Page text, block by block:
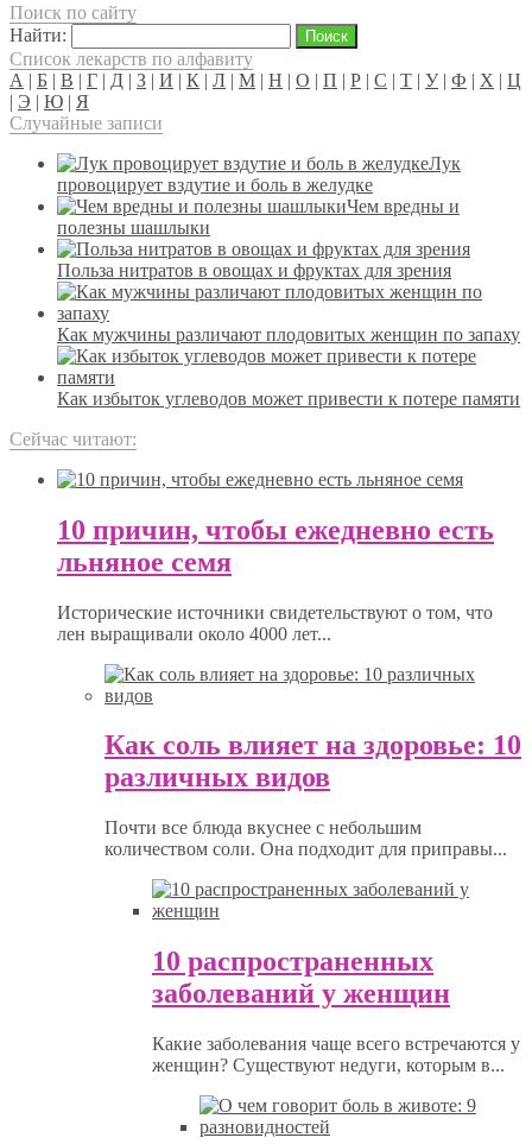
Поиск по сайту
Найти:
Список лекарств по алфавиту
А | Б | В | Г | Д | З | И | К | Л | М | Н | О | П | Р | С | Т | У| Ф | Х | Ц
| Э | Ю | Я
Случайные записи
Лук
провоцирует вздутие и боль в желудке
Чем вредны и
полезны шашлыки
Польза нитратов в овощах и фруктах для зрения
Как мужчины различают плодовитых женщин по запаху
Как избыток углеводов может привести к потере памяти
Сейчас читают:
10 причин, чтобы ежедневно есть
льняное семя
Исторические источники свидетельствуют о том, что
лен выращивали около 4000 лет...
Как соль влияет на здоровье: 10
различных видов
Почти все блюда вкуснее с небольшим
количеством соли. Она подходит для приправы...
10 распространенных
заболеваний у женщин
Какие заболевания чаще всего встречаются у
женщин? Существуют недуги, которым в...